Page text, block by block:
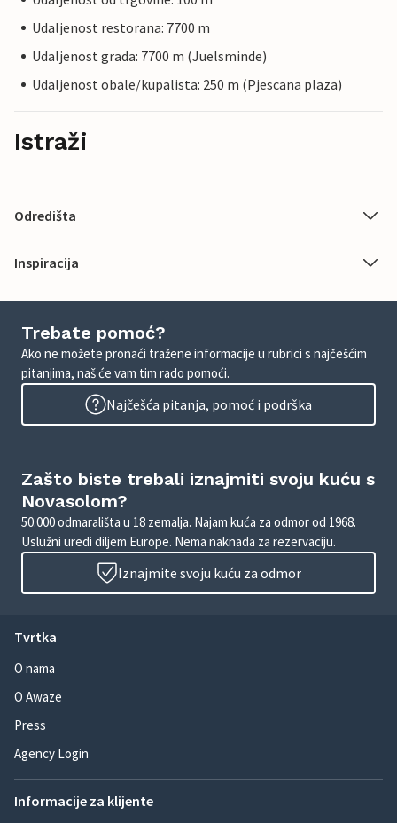
Udaljenost restorana: 7700 m
Udaljenost grada: 7700 m (Juelsminde)
Udaljenost obale/kupalista: 250 m (Pjescana plaza)
Istraži
Odredišta
Inspiracija
Trebate pomoć?
Ako ne možete pronaći tražene informacije u rubrici s najčešćim
pitanjima, naš će vam tim rado pomoći.
Najčešća pitanja, pomoć i podrška
Zašto biste trebali iznajmiti svoju kuću s
Novasolom?
50.000 odmarališta u 18 zemalja. Najam kuća za odmor od 1968.
Uslužni uredi diljem Europe. Nema naknada za rezervaciju.
Iznajmite svoju kuću za odmor
Tvrtka
O nama
O Awaze
Press
Agency Login
Informacije za klijente